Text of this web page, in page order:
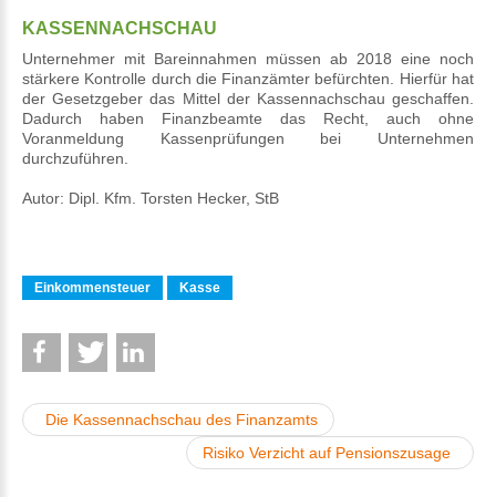
KASSENNACHSCHAU
Unternehmer mit Bareinnahmen müssen ab 2018 eine noch
stärkere Kontrolle durch die Finanzämter befürchten. Hierfür hat
der Gesetzgeber das Mittel der Kassennachschau geschaffen.
Dadurch haben Finanzbeamte das Recht, auch ohne
Voranmeldung Kassenprüfungen bei Unternehmen
durchzuführen.
Autor: Dipl. Kfm. Torsten Hecker, StB
Einkommensteuer Kasse
Die Kassennachschau des Finanzamts
Risiko Verzicht auf Pensionszusage